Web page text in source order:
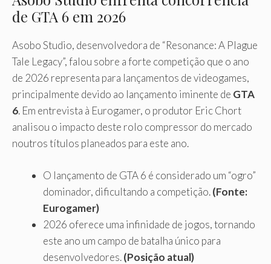
de GTA 6 em 2026
Asobo Studio, desenvolvedora de “Resonance: A Plague
Tale Legacy”, falou sobre a forte competição que o ano
de 2026 representa para lançamentos de videogames,
principalmente devido ao lançamento iminente de GTA
6. Em entrevista à Eurogamer, o produtor Eric Chort
analisou o impacto deste rolo compressor do mercado
noutros títulos planeados para este ano.
O lançamento de GTA 6 é considerado um “ogro”
dominador, dificultando a competição.(Fonte:
Eurogamer)
2026 oferece uma infinidade de jogos, tornando
este ano um campo de batalha único para
desenvolvedores.(Posição atual)